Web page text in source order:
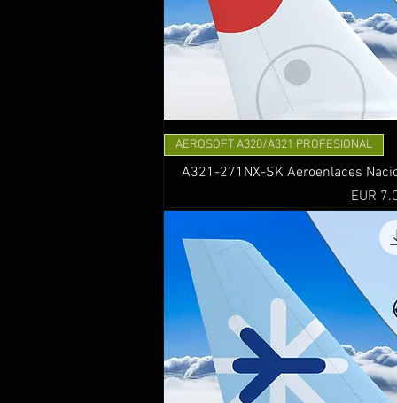
AEROSOFT A320/A321 PROFESIONAL
A321-271NX-SK Aeroenlaces
Precio
EUR